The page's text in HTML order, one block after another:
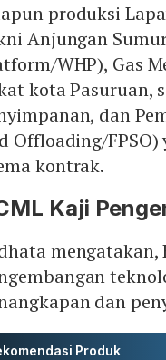
produksi
Anjungan
WHP), Gas
kota Pasuruan,
dan
Offloading/
kontrak.
Kaji
dan
Produk